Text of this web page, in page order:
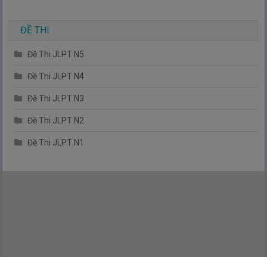
ĐỀ THI
Đề Thi JLPT N5
Đề Thi JLPT N4
Đề Thi JLPT N3
Đề Thi JLPT N2
Đề Thi JLPT N1